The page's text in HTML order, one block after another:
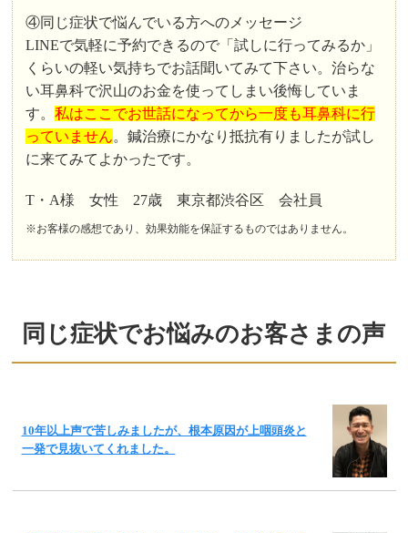
④同じ症状で悩んでいる方へのメッセージ
LINEで気軽に予約できるので「試しに行ってみるか」
くらいの軽い気持ちでお話聞いてみて下さい。治らな
い耳鼻科で沢山のお金を使ってしまい後悔していま
す。私はここでお世話になってから一度も耳鼻科に行
っていません。鍼治療にかなり抵抗有りましたが試し
に来てみてよかったです。
T・A様 女性 27歳 東京都渋谷区 会社員
※お客様の感想であり、効果効能を保証するものではありません。
同じ症状でお悩みのお客さまの声
10年以上声で苦しみましたが、根本原因が上咽頭炎と
一発で見抜いてくれました。